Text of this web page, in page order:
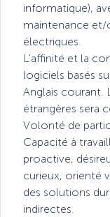
informatique),
maintenance
électriques.
L'affinité et la
logiciels basés
Anglais courant.
étrangères sera
Volonté de
Capacité à
proactive,
curieux, orienté
des solutions
indirectes.